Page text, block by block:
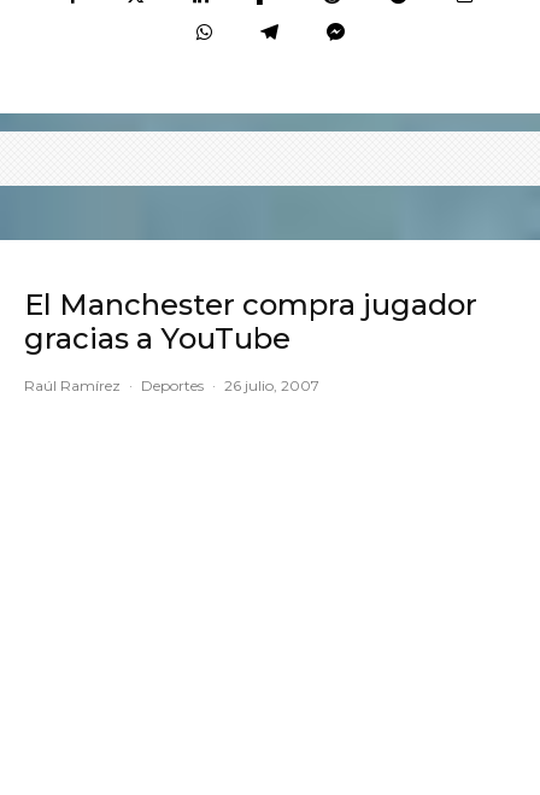
El Manchester compra jugador
gracias a YouTube
Raúl Ramírez · Deportes · 26 julio, 2007